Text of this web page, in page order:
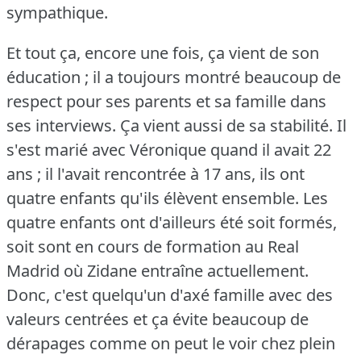
sympathique.
Et tout ça, encore une fois, ça vient de son
éducation ; il a toujours montré beaucoup de
respect pour ses parents et sa famille dans
ses interviews. Ça vient aussi de sa stabilité. Il
s'est marié avec Véronique quand il avait 22
ans ; il l'avait rencontrée à 17 ans, ils ont
quatre enfants qu'ils élèvent ensemble. Les
quatre enfants ont d'ailleurs été soit formés,
soit sont en cours de formation au Real
Madrid où Zidane entraîne actuellement.
Donc, c'est quelqu'un d'axé famille avec des
valeurs centrées et ça évite beaucoup de
dérapages comme on peut le voir chez plein